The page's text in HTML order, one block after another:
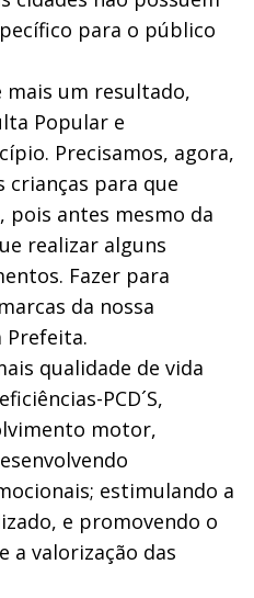
para o público
mais um resultado,
Popular e
Precisamos, agora,
crianças para que
pois antes mesmo da
realizar alguns
Fazer para
da nossa
Prefeita.
qualidade de vida
PCD´S,
motor,
estimulando a
e promovendo o
a valorização das